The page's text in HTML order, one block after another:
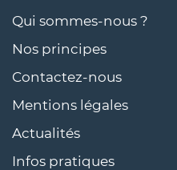
Qui sommes-nous ?
Nos principes
Contactez-nous
Mentions légales
Actualités
Infos pratiques